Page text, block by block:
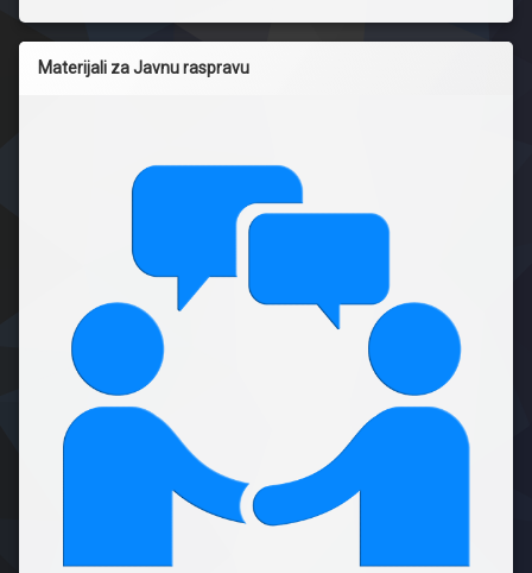
Materijali za Javnu raspravu